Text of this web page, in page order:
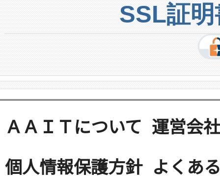
SSL証
ＡＡＩＴについて 運営会社
個人情報保護方針 よくあ